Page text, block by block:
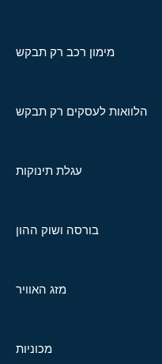
מימון רכב רק תבקש
הלוואות לעסקים רק תבקש
עגלת תינוקות
בורסה ושוק ההון
מזג האוויר
מכוניות